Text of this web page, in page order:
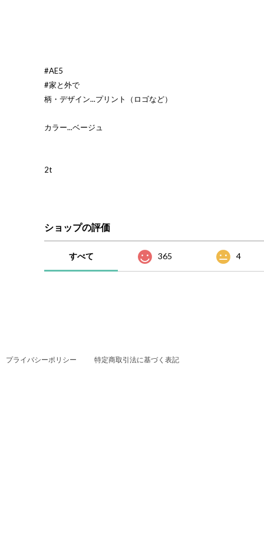
#AE5
#家と外で
柄・デザイン...プリント（ロゴなど）
カラー...ベージュ
2t
ショップの評価
すべて 365 4
プライバシーポリシー 特定商取引法に基づく表記